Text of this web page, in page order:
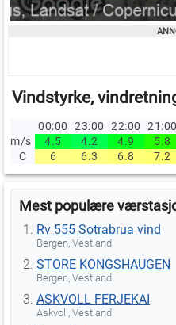
Vindstyrke,
00:00 23:00 22:00 21:00
m/s
4.5 4.2 4.9 5.8
C
6 6.3 6.8 7.2
Mest populære
Rv 555 Sotrabrua vind
Bergen, Vestland
STORE KONGSHAUGEN
Bergen, Vestland
ASKVOLL FERJEKAI
Askvoll, Vestland